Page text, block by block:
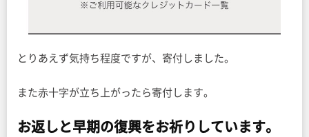
とりあえず気持ち程度ですが、寄付しました。
また赤十字が立ち上がったら寄付します。
お返しと早期の復興をお祈りしています。